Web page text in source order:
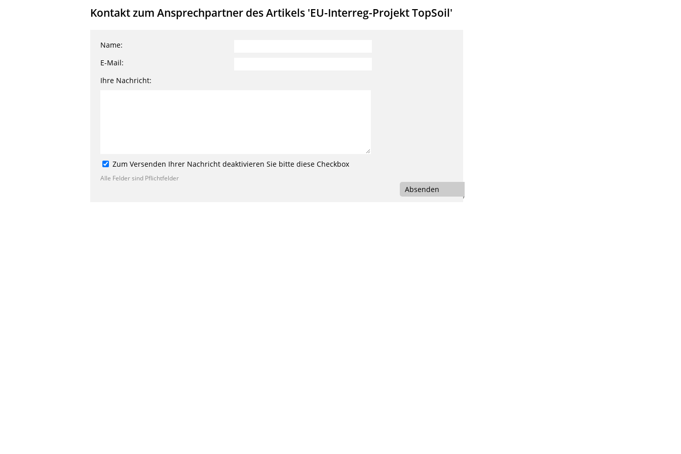
Kontakt zum Ansprechpartner des Artikels 'EU-Interreg-Projekt TopSoil'
Name:
E-Mail:
Ihre Nachricht:
Zum Versenden Ihrer Nachricht deaktivieren Sie bitte diese Checkbox
Alle Felder sind Pflichtfelder
Absenden